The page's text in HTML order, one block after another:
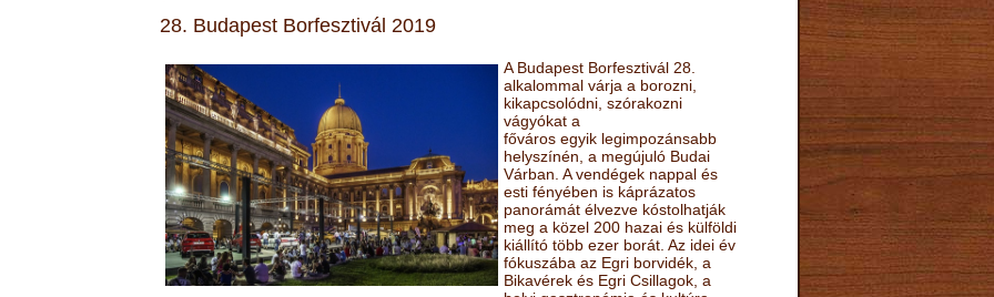
28. Budapest Borfesztivál 2019
A Budapest Borfesztivál 28.
alkalommal várja a borozni,
kikapcsolódni, szórakozni
vágyókat a
főváros egyik legimpozánsabb
helyszínén, a megújuló Budai
Várban. A vendégek nappal és
esti fényében is káprázatos
panorámát élvezve kóstolhatják
meg a közel 200 hazai és külföldi
kiállító több ezer borát. Az idei év
fókuszába az Egri borvidék, a
Bikavérek és Egri Csillagok, a